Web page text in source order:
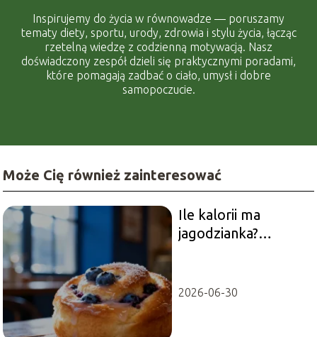
Inspirujemy do życia w równowadze — poruszamy
tematy diety, sportu, urody, zdrowia i stylu życia, łącząc
rzetelną wiedzę z codzienną motywacją. Nasz
doświadczony zespół dzieli się praktycznymi poradami,
które pomagają zadbać o ciało, umysł i dobre
samopoczucie.
Może Cię również zainteresować
Ile kalorii ma
jagodzianka?
2026-06-30